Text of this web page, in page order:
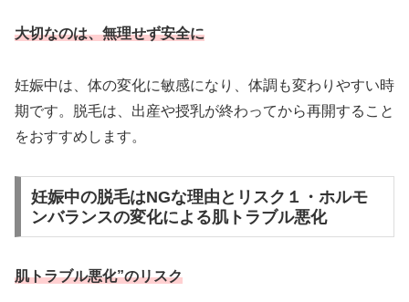
大切なのは、無理せず安全に
妊娠中は、体の変化に敏感になり、体調も変わりやすい時
期です。脱毛は、出産や授乳が終わってから再開すること
をおすすめします。
妊娠中の脱毛はNGな理由とリスク１・ホルモ
ンバランスの変化による肌トラブル悪化
肌トラブル悪化”のリスク